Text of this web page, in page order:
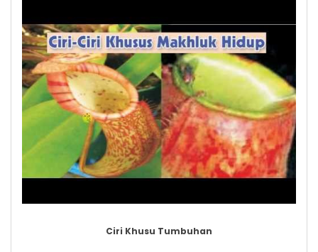
Ciri Khusu Tumbuhan